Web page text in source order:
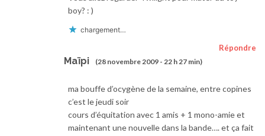
boy? : )
chargement…
Maïpi (28 novembre 2009 - 22 h 27 min)
Répondre
ma bouffe d’ocygène de la semaine, entre copines
c’est le jeudi soir
cours d’équitation avec 1 amis + 1 mono-amie et
maintenant une nouvelle dans la bande…. et ça fait